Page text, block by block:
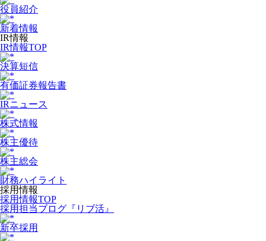
役員紹介
新着情報
IR情報
IR情報TOP
決算短信
有価証券報告書
IRニュース
株式情報
株主優待
株主総会
財務ハイライト
採用情報
採用情報TOP
採用担当ブログ『リブ活』
新卒採用